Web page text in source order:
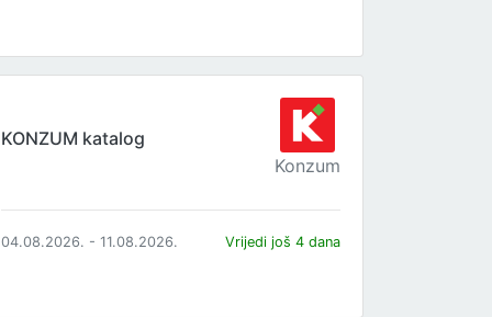
KONZUM katalog
Konzum
04.08.2026. - 11.08.2026. Vrijedi još 4 dana